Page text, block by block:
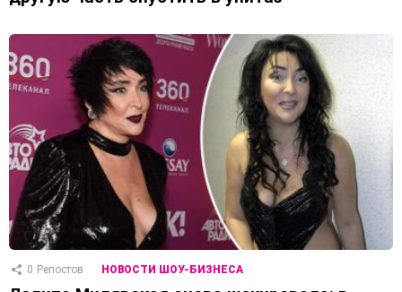
0 Репостов НОВОСТИ ШОУ-БИЗНЕСА